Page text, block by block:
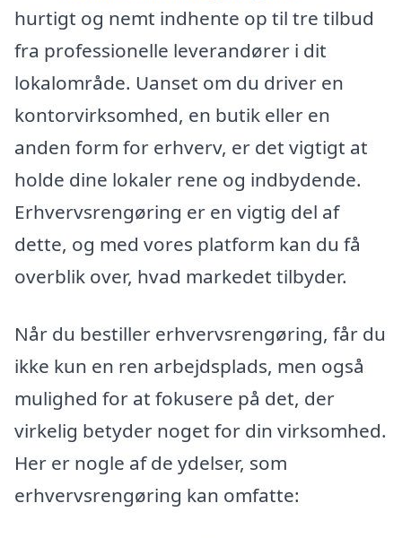
hurtigt og nemt indhente op til tre tilbud
fra professionelle leverandører i dit
lokalområde. Uanset om du driver en
kontorvirksomhed, en butik eller en
anden form for erhverv, er det vigtigt at
holde dine lokaler rene og indbydende.
Erhvervsrengøring er en vigtig del af
dette, og med vores platform kan du få
overblik over, hvad markedet tilbyder.
Når du bestiller erhvervsrengøring, får du
ikke kun en ren arbejdsplads, men også
mulighed for at fokusere på det, der
virkelig betyder noget for din virksomhed.
Her er nogle af de ydelser, som
erhvervsrengøring kan omfatte: